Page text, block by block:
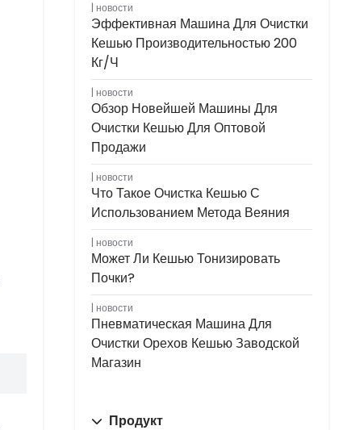
новости
Эффективная Машина Для Очистки
Кешью Производительностью 200
Кг/ч
новости
Обзор Новейшей Машины Для
Очистки Кешью Для Оптовой
Продажи
новости
Что Такое Очистка Кешью С
Использованием Метода Веяния
новости
Может Ли Кешью Тонизировать
Почки?
новости
Пневматическая Машина Для
Очистки Орехов Кешью Заводской
Магазин
Продукт